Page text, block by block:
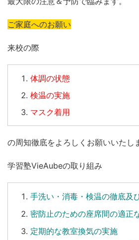
ご家庭へのお願い
来校の際
体調の状態
検温の実施
マスク着用
の周知徹底をよろしくお願いいたし
学習塾VieAubeの取り組み
手洗い ・ 消毒 ・ 検温の徹底及
密防止のための座席間の適正
定期的な教室換気の実施